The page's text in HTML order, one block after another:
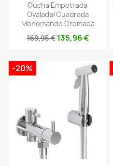
Ducha Empotrada
Ovalada/cuadrada
Monomando Cromada
169,95 € 135,96 €
-20%